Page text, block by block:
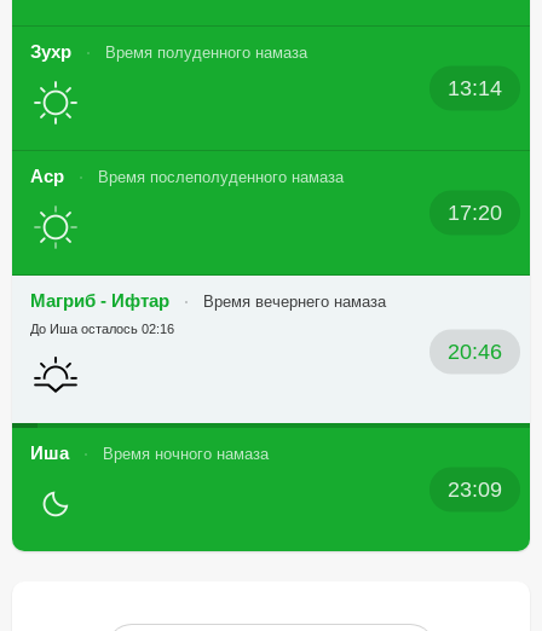
Зухр Время полуденного намаза
13:14
Аср Время послеполуденного намаза
17:20
Магриб - Ифтар Время вечернего намаза
20:46
До Иша осталось 02:16
Иша Время ночного намаза
23:09